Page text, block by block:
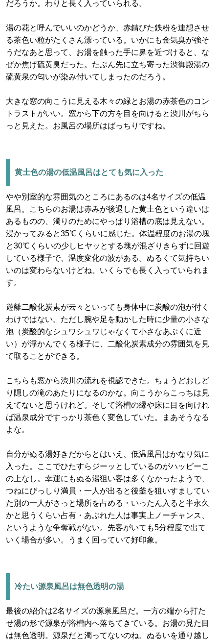
だろうか。わりと長く入っていられる。
湯の花と呼んでいいのかどうか、赤錆びた鉄粉を連想させ
る茶色い粒がたくさん漂っている。いかにも金気臭が強そ
うだなあと思って、お湯を触った手に鼻を近づけると、な
ぜか焦げ硫黄臭だった。たぶん先に立ち寄った渋御殿湯の
硫黄泉の匂いが染み付いてしまったのだろう。
大きな窓の向こうに見える木々の緑とお湯の赤茶色のコン
トラストがいい。窓から下の方を目を向けると渋川がちら
っと見えた。お風呂の場所はばっちりですね。
黄土色の湯の低温風呂はとても気に入った
やや別室的な雰囲気のところにあるのは4名サイズの低温
風呂。こちらのお湯は赤みが後退した黄土色という違いは
あるものの、濁りのためにやっぱり浴槽の底は見えない。
浸かってみると35℃くらいに感じた。体温程度のお湯の塊
と30℃くらいの少しヒヤッとする塊が混ざりきらずに回遊
している様子で、温度変化の波がある。ぬるくて気持ちい
いのは変わらないけどね。いくらでも長く入っていられま
す。
遊離二酸化炭素が云々といっても身体中に炭酸の泡が付く
わけではない。ただし腕や足を動かした時に少量の小さな
泡（炭酸的なシュワシュワじゃなくて小さなあぶくに近
い）が浮かんでくる様子に、二酸化炭素成分の雰囲気を見
て取ることができる。
こちらも窓から渋川の流れを視認できた。ちょうどおしど
り隠しの滝のあたりになるのかな。向こうからこっちは見
えてないと思うけれど。そして浴槽の縁や床に目を向けれ
ば温泉成分ですっかり茶色く変色していた。まあそうなる
よな。
自分がぬる湯好きだからとはいえ、低温風呂はかなり気に
入った。ここでひたすらジーッとしているのがハッピーこ
の上なし。幸運にもぬる湯狙い客は多くなかったようで、
つねにびっしり満員・一人が出ると後釜を狙いすましてい
た別の一人がさっと場所を占める・いったん入ると半永久
かと思うくらい占有・あぶれた人は事実上ノーチャンス、
というような争奪戦がない。先客がいても5分程度で出て
いく場合が多い。うまく回っていて好印象。
冷たい源泉風呂は無色透明の湯
最後の紹介は2名サイズの源泉風呂だ。一方の端から打た
せ湯の形で源泉が浴槽内へ落ちてきている。お湯の見た目
は無色透明。源泉だと濁ってないのね。ぬるいを通り越し